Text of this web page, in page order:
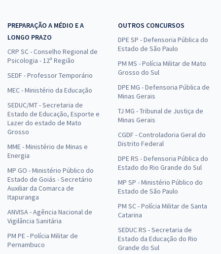
PREPARAÇÃO A MÉDIO E A
LONGO PRAZO
CRP SC - Conselho Regional de
Psicologia - 12ª Região
SEDF - Professor Temporário
MEC - Ministério da Educação
SEDUC/MT - Secretaria de
Estado de Educação, Esporte e
Lazer do estado de Mato
Grosso
MME - Ministério de Minas e
Energia
MP GO - Ministério Público do
Estado de Goiás - Secretário
Auxiliar da Comarca de
Itapuranga
ANVISA - Agência Nacional de
Vigilância Sanitária
PM PE - Polícia Militar de
Pernambuco
OUTROS CONCURSOS
DPE SP - Defensoria Pública do
Estado de São Paulo
PM MS - Polícia Militar de Mato
Grosso do Sul
DPE MG - Defensoria Pública de
Minas Gerais
TJ MG - Tribunal de Justiça de
Minas Gerais
CGDF - Controladoria Geral do
Distrito Federal
DPE RS - Defensoria Pública do
Estado do Rio Grande do Sul
MP SP - Ministério Público do
Estado de São Paulo
PM SC - Polícia Militar de Santa
Catarina
SEDUC RS - Secretaria de
Estado da Educação do Rio
Grande do Sul